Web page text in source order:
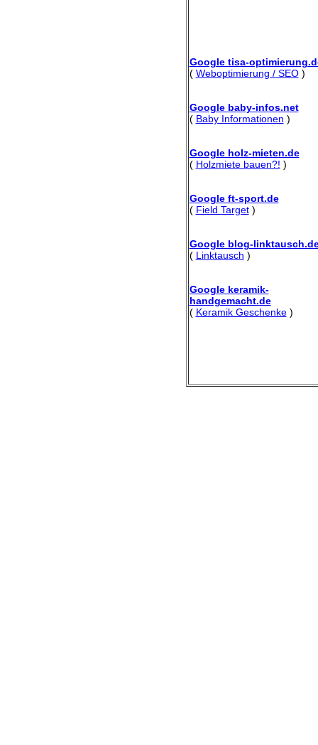
Google tisa-
( Weboptimierung / SEO)
Google baby-infos.net
( Baby Informationen )
Google holz-mieten.de
( Holzmiete bauen?! )
Google ft-sport.de
( Field Target)
Google blog-
( Linktausch )
Google keramik-
handgemacht.de
( Keramik Geschenke)